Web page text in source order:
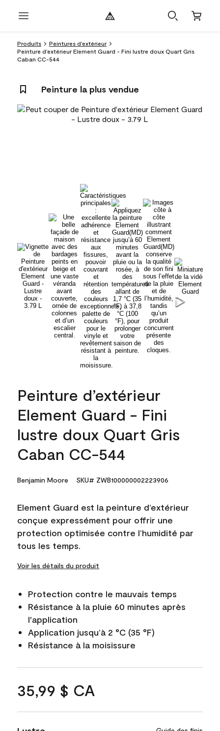
Produits
Peintures d’extérieur
Peinture d’extérieur Element Guard - Fini lustre doux Quart Gris
Caban CC-544
Peinture la plus vendue
Peinture d’extérieur
Element Guard - Fini
lustre doux Quart Gris
Caban CC-544
Benjamin Moore SKU# ZWB100000002223906
Element Guard est la peinture d’extérieur
conçue expressément pour offrir une
protection optimisée contre l’humidité par
tous les temps.
Voir les détails du produit
Protection contre le mauvais temps
Résistance à la pluie 60 minutes après
l'application
Application jusqu’à 2 °C (35 °F)
Résistance à la moisissure
35,99 $ CA